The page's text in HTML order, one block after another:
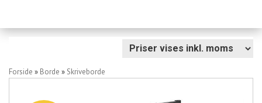
Forside » Borde » Skriveborde